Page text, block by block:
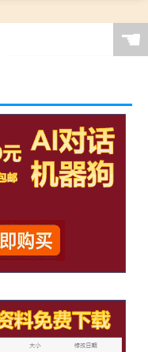
☚